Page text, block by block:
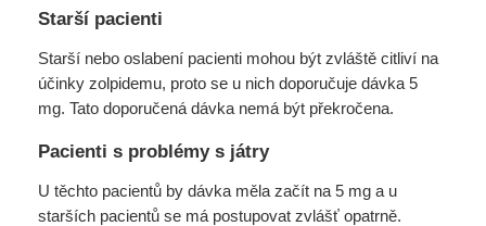
Starší pacienti
Starší nebo oslabení pacienti mohou být zvláště citliví na
účinky zolpidemu, proto se u nich doporučuje dávka 5
mg. Tato doporučená dávka nemá být překročena.
Pacienti s problémy s játry
U těchto pacientů by dávka měla začít na 5 mg a u
starších pacientů se má postupovat zvlášť opatrně.